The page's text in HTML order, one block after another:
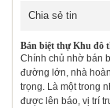
Chia sẻ tin
Bán biệt thự Khu đô
Chính chủ nhờ bán
đường lớn, nhà
trọng. Là một trong
được lên báo, vị trí